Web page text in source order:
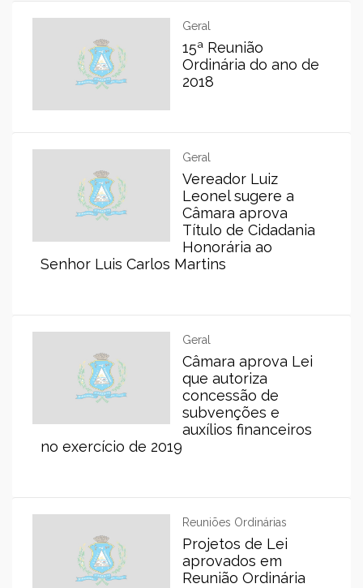
Geral
15ª Reunião
Ordinária do ano de
2018
Geral
Vereador Luiz
Leonel sugere a
Câmara aprova
Título de Cidadania
Honorária ao
Senhor Luis Carlos Martins
Geral
Câmara aprova Lei
que autoriza
concessão de
subvenções e
auxílios financeiros
no exercício de 2019
Reuniões Ordinárias
Projetos de Lei
aprovados em
Reunião Ordinária